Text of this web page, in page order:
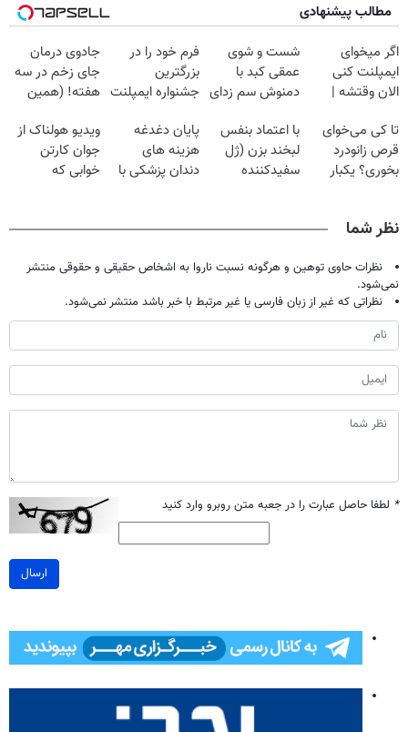
مطالب پیشنهادی
اگر میخوای
ایمپلنت کنی
الان وقتشه |
میلیون تومان!!!
شست و شوی
عمقی کبد با
دمنوش سم زدای
فرم خود را در
بزرگترین
جشنواره ایمپلنت
فقط ۲۵ میلیون
جادوی درمان
جای زخم در سه
هفته! (همین
صحبت کنید)
تا کی می‌خوای
قرص زانودرد
بخوری؟ یکبار
با اعتماد بنفس
لبخند بزن (ژل
سفیدکننده
پایان دغدغه
هزینه های
دندان پزشکی با
ویدیو هولناک از
جوان کارتن
خوابی که
نظر شما
نظرات حاوی توهین و هرگونه نسبت ناروا به اشخاص حقیقی و حقوقی منتشر
نمی‌شود.
نظراتی که غیر از زبان فارسی یا غیر مرتبط با خبر باشد منتشر نمی‌شود.
* لطفا حاصل عبارت را در جعبه متن روبرو وارد کنید
ارسال